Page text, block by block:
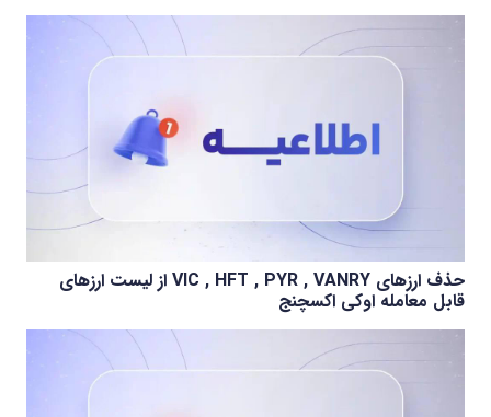
حذف ارزهای VIC , HFT , PYR , VANRY از لیست ارزهای
قابل معامله اوکی اکسچنج